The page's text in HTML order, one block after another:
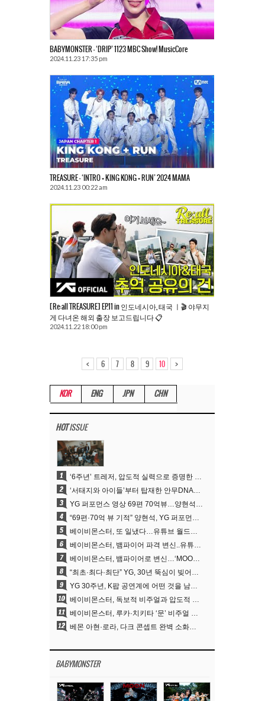
BABYMONSTER – ‘DRIP’ 1123 MBC Show! MusicCore
2024.11.23 17:35 pm
TREASURE – ‘INTRO + KING KONG + RUN’ 2024 MAMA
2024.11.23 00:22 am
[Re:all TREASURE] EP.11 in 인도네시아, 태국 ㅣ🎬 야무지
게 다녀온 해외 출장 보고드립니다 📋
2024.11.22 18:00 pm
< 6 7 8 9 10 >
KOR ENG JPN CHN
HOTISSUE
1 ‘6주년’ 트레저, 압도적 실력으로 증명한 ‘YG의 보물’ 진가
2 ‘서태지와 아이들’부터 탑재한 안무DNA…양현석, YG 퍼포먼스 비디오 70억 뷰 신화의 시작
3 YG 퍼포먼스 영상 69편 70억뷰…양현석 제작 철학 통했다
4 “69편·70억 뷰 기적” 양현석, YG 퍼포먼스 비디오 100% 직접 만든 이유
5 베이비몬스터, 또 일냈다…유튜브 월드와이드 1위
6 베이비몬스터, 뱀파이어 파격 변신..유튜브 트렌딩 1위 직행
7 베이비몬스터, 뱀파이어로 변신…‘MOON’으로 찍은 3개월 프로젝트
8 “최초·최다·최단” YG, 30년 뚝심이 빚어낸 K팝 투어의 새 지평
9 YG 30주년, K팝 공연계에 어떤 것을 남겼나
10 베이비몬스터, 독보적 비주얼과 압도적 소화력..’MOON’
11 베이비몬스터, 루카·치키타 ‘문’ 비주얼 공개…절제된 카리스마·유니크 비주얼
12 베몬 아현·로라, 다크 콘셉트 완벽 소화…’문’ 비주얼 포토 공개
BABYMONSTER